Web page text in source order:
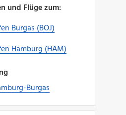
und Flüge zum:
Burgas (BOJ)
Hamburg (HAM)
Burgas